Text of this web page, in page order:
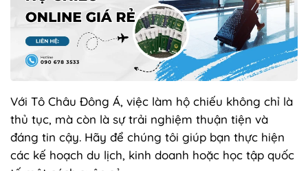
Với Tô Châu Đông Á, việc làm hộ chiếu không chỉ là
thủ tục, mà còn là sự trải nghiệm thuận tiện và
đáng tin cậy. Hãy để chúng tôi giúp bạn thực hiện
các kế hoạch du lịch, kinh doanh hoặc học tập quốc